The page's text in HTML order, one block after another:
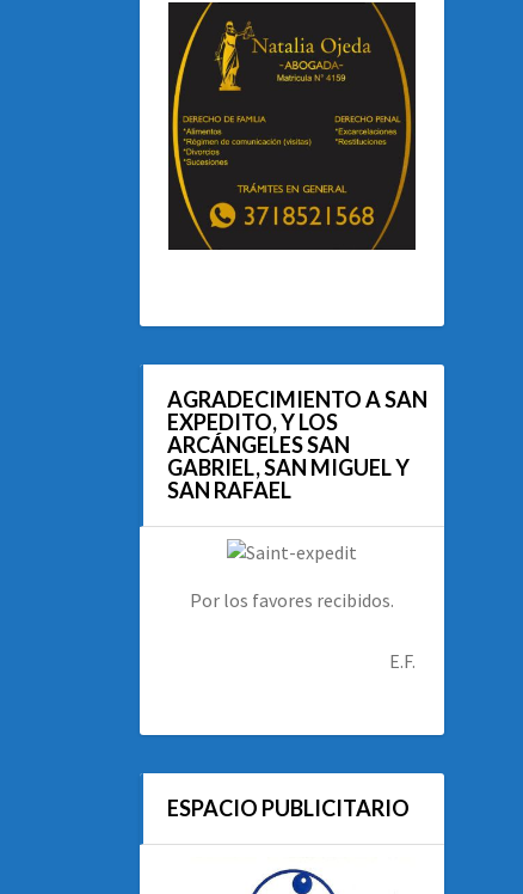
AGRADECIMIENTO A SAN
EXPEDITO, Y LOS
ARCÁNGELES SAN
GABRIEL, SAN MIGUEL Y
SAN RAFAEL
Por los favores recibidos.
E.F.
ESPACIO PUBLICITARIO